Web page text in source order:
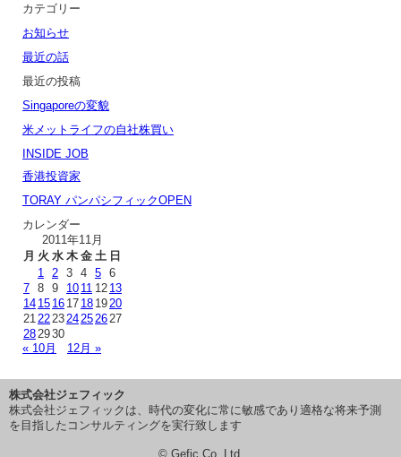
カテゴリー
お知らせ
最近の話
最近の投稿
Singaporeの変貌
米メットライフの自社株買い
INSIDE JOB
香港投資家
TORAY パンパシフィックOPEN
カレンダー
2011年11月
月 火 水 木 金 土 日
1
2 3 4 5 6
7 8 9 10 11 12 13
14 15 16 17 18 19 20
21 22 23 24 25 26 27
28 2930
« 10月
12月 »
株式会社ジェフィック
株式会社ジェフィックは、時代の変化に常に敏感であり適格な将来予測
を目指したコンサルティングを実行致します
© Gefic Co.,Ltd.